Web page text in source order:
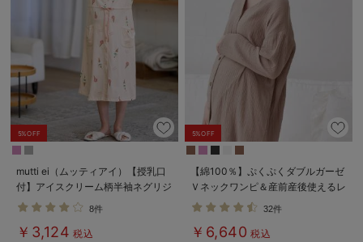
5%OFF
mutti ei（ムッティアイ）【授乳口
付】アイスクリーム柄半袖ネグリジ
ェ
8件
￥3,124 税込
5%OFF
【綿100％】ぷくぷくダブルガーゼ
Ｖネックワンピ＆産前産後使えるレ
ギンスパジャマ マタニティ・授乳
パジャマ【親子コーデ可】
32件
￥6,640 税込